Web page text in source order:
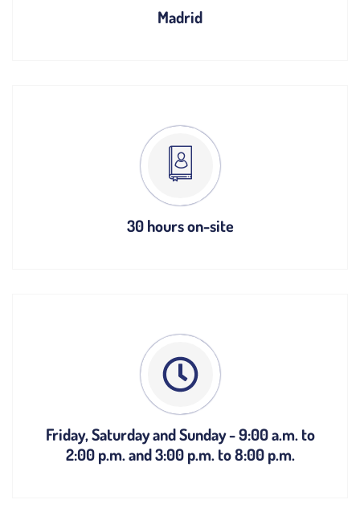
Madrid
30 hours on-site
Friday, Saturday and Sunday - 9:00 a.m. to
2:00 p.m. and 3:00 p.m. to 8:00 p.m.